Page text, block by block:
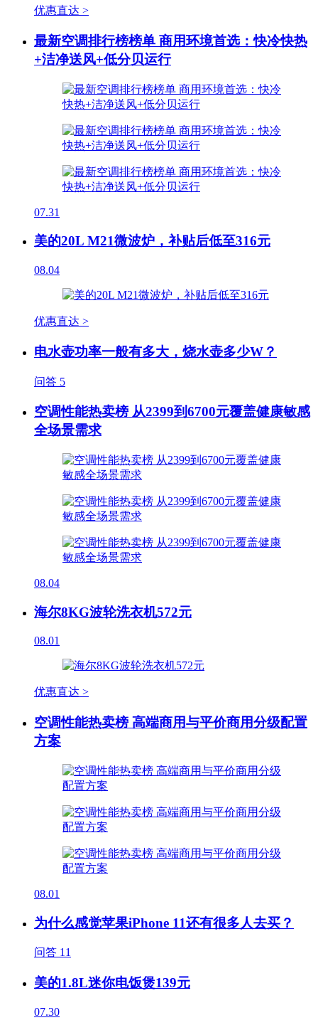
优惠直达 >
最新空调排行榜榜单 商用环境首选：快冷快热
+洁净送风+低分贝运行
07.31
美的20L M21微波炉，补贴后低至316元
08.04
优惠直达 >
电水壶功率一般有多大，烧水壶多少W？
问答 5
空调性能热卖榜 从2399到6700元覆盖健康敏感
全场景需求
08.04
海尔8KG波轮洗衣机572元
08.01
优惠直达 >
空调性能热卖榜 高端商用与平价商用分级配置
方案
08.01
为什么感觉苹果iPhone 11还有很多人去买？
问答 11
美的1.8L迷你电饭煲139元
07.30